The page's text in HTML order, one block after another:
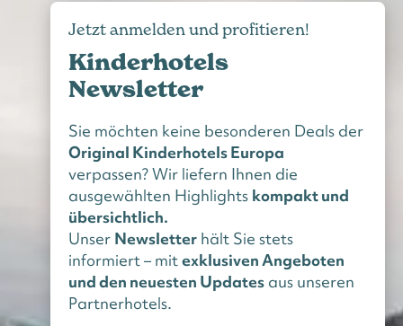
Jetzt anmelden und profitieren!
Kinderhotels
Newsletter
Sie möchten keine besonderen Deals der
Original Kinderhotels Europa
verpassen? Wir liefern Ihnen die
ausgewählten Highlights kompakt und
übersichtlich.
Unser Newsletter hält Sie stets
informiert – mitexklusiven Angeboten
und den neuesten Updates aus unseren
Partnerhotels.